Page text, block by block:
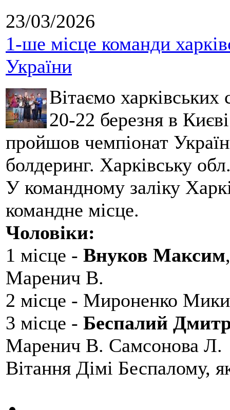
23/03/2026
1-ше місце команди
України
Вітаємо
20-22 березня в
пройшов чемпіонат
болдеринг. Харківську
У командному заліку
командне місце.
Чоловіки:
1 місце - Внуков Максим
Маренич В.
2 місце - Мироненко
3 місце - Беспалий
Маренич В. Самсонова Л.
Вітання Дімі Беспалому,